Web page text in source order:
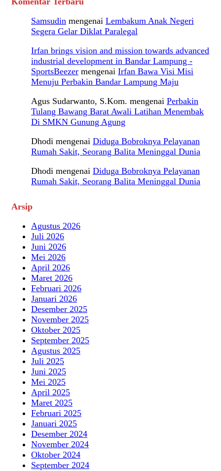
Samsudin mengenai Lembakum Anak Negeri
Segera Gelar Diklat Paralegal
Irfan brings vision and mission towards advanced
industrial development in Bandar Lampung -
SportsBeezer mengenai Irfan Bawa Visi Misi
Menuju Perbakin Bandar Lampung Maju
Agus Sudarwanto, S.Kom. mengenai Perbakin
Tulang Bawang Barat Awali Latihan Menembak
Di SMKN Gunung Agung
Dhodi mengenai Diduga Bobroknya Pelayanan
Rumah Sakit, Seorang Balita Meninggal Dunia
Dhodi mengenai Diduga Bobroknya Pelayanan
Rumah Sakit, Seorang Balita Meninggal Dunia
Arsip
Agustus 2026
Juli 2026
Juni 2026
Mei 2026
April 2026
Maret 2026
Februari 2026
Januari 2026
Desember 2025
November 2025
Oktober 2025
September 2025
Agustus 2025
Juli 2025
Juni 2025
Mei 2025
April 2025
Maret 2025
Februari 2025
Januari 2025
Desember 2024
November 2024
Oktober 2024
September 2024